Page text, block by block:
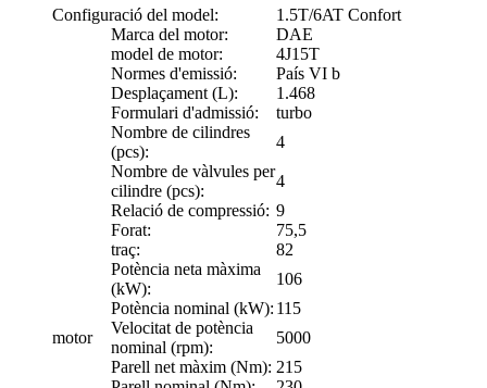
Configuració del model:
1.5T/6AT Confort
motor
Marca del motor:
DAE
model de motor:
4J15T
Normes d'emissió:
País VI b
Desplaçament (L):
1.468
Formulari d'admissió:
turbo
Nombre de cilindres
(pcs):
4
Nombre de vàlvules per
cilindre (pcs):
4
Relació de compressió: 9
Forat:
75,5
traç:
82
Potència neta màxima
(kW):
106
Potència nominal (kW): 115
Velocitat de potència
nominal (rpm):
5000
Parell net màxim (Nm): 215